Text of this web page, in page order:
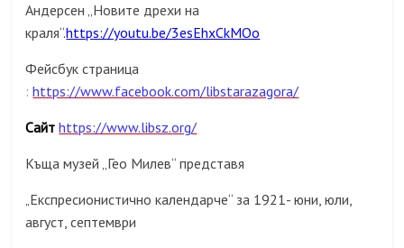
Андерсен „Новите дрехи на
краля“.https://youtu.be/3esEhxCkMOo
Фейсбук страница
:https://www.facebook.com/libstarazagora/
Сайтhttps://www.libsz.org/
Къща музей „Гео Милев“ представя
„Експресионистично календарче“ за 1921- юни, юли,
август, септември